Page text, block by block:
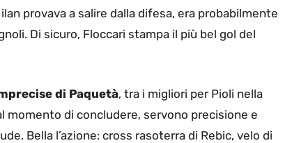
provava a salire dalla difesa, era probabilmente
Di sicuro, Floccari stampa il più bel gol del
di Paquetà, tra i migliori per Pioli nella
momento di concludere, servono precisione e
Bella l’azione: cross rasoterra di Rebic, velo di